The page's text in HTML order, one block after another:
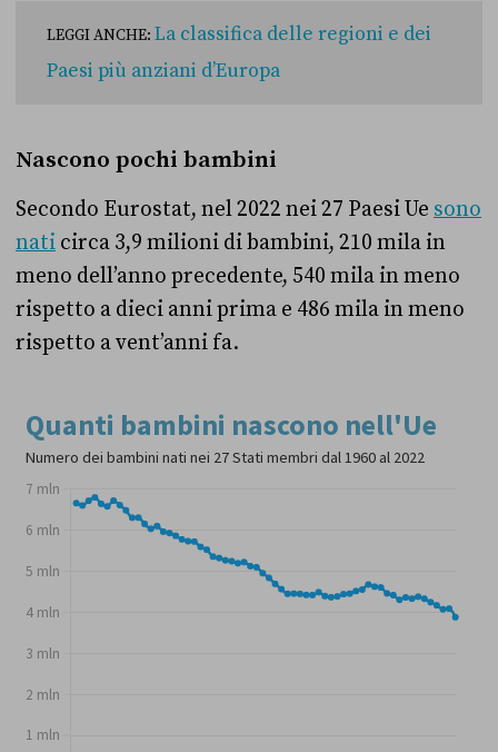
LEGGI ANCHE: La classifica delle regioni e dei
Paesi più anziani d’Europa
Nascono pochi bambini
Secondo Eurostat, nel 2022 nei 27 Paesi Ue sono
nati circa 3,9 milioni di bambini, 210 mila in
meno dell’anno precedente, 540 mila in meno
rispetto a dieci anni prima e 486 mila in meno
rispetto a vent’anni fa.